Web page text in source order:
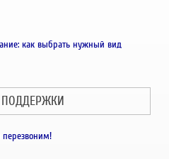
как выбрать нужный вид